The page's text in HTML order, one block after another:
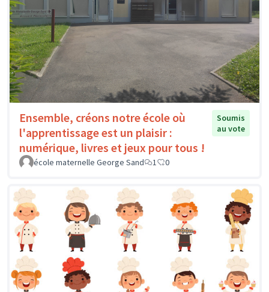
Ensemble, créons notre école où
l'apprentissage est un plaisir :
numérique, livres et jeux pour tous !
Soumis
au vote
école maternelle George Sand 1 0